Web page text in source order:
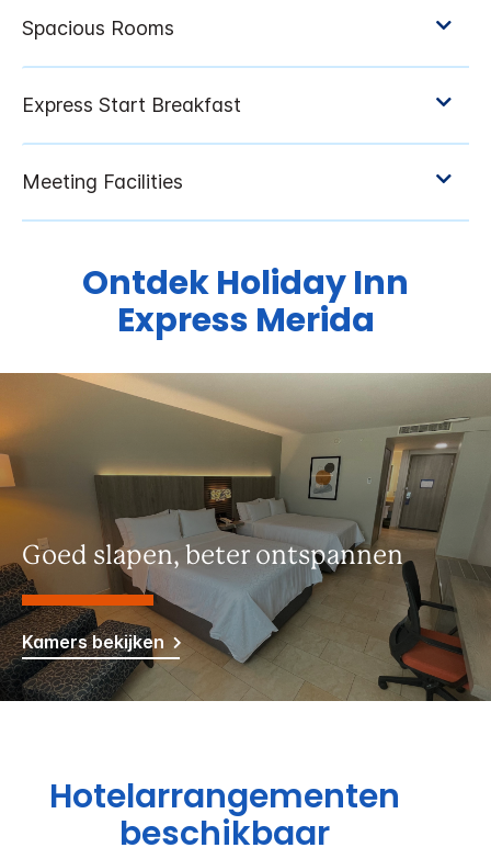
OntdekHoliday Inn
Express Merida
Goed slapen, beter ontspannen
Kamers bekijken
Hotelarrangementen
beschikbaar